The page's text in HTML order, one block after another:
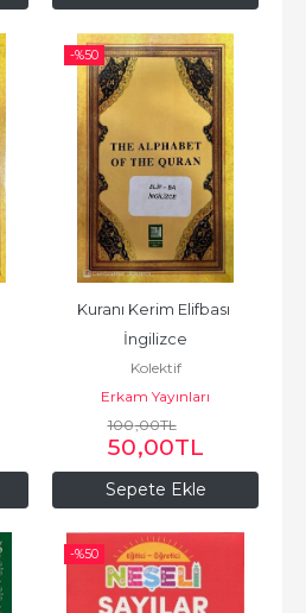
-%50
Sepete Ekle
Kuranı Kerim Elifbası
İngilizce
Kolektif
Erkam Yayınları
100,00TL
50,00TL
-%50